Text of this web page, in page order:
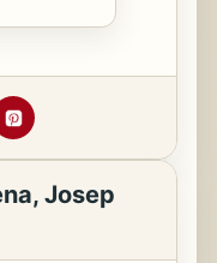
Josep